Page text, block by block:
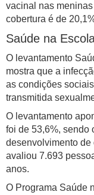
vacinal nas
cobertura é de
Saúde na
O levantamento
mostra que a
as condições
transmitida
O levantamento
foi de 53,6%, sendo
desenvolvimento de
avaliou 7.693
anos.
O Programa Saúde